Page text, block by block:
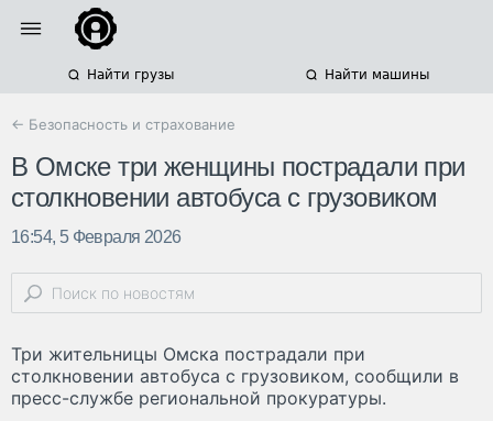
Найти грузы Найти машины
← Безопасность и страхование
В Омске три женщины пострадали при
столкновении автобуса с грузовиком
16:54, 5 Февраля 2026
Три жительницы Омска пострадали при
столкновении автобуса с грузовиком, сообщили в
пресс-службе региональной прокуратуры.